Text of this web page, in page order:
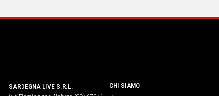
SARDEGNA LIVE S.R.L.
CHI SIAMO